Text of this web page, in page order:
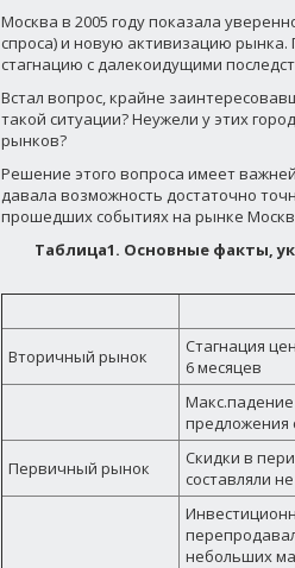
Москва в 2005 году показала
спроса) и новую активизацию
стагнацию с далекоидущими
Встал вопрос, крайне
такой ситуации? Неужели у этих
рынков?
Решение этого вопроса имеет
давала возможность достаточно
прошедших событиях на рынке
Таблица1. Основные факты,
Вторичный рынок
Стагнация
6 месяцев
предложения
Первичный рынок
Скидки в
составляли
небольших